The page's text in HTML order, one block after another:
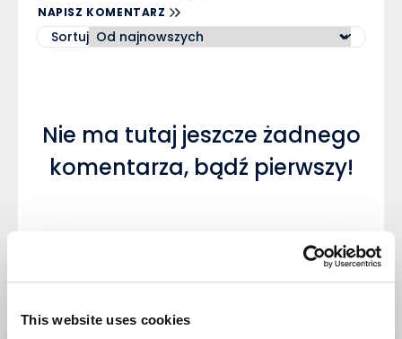
This website uses cookies
NAPISZ KOMENTARZ
Sortuj
Nie ma tutaj jeszcze żadnego
komentarza, bądź pierwszy!
Napisz komentarz